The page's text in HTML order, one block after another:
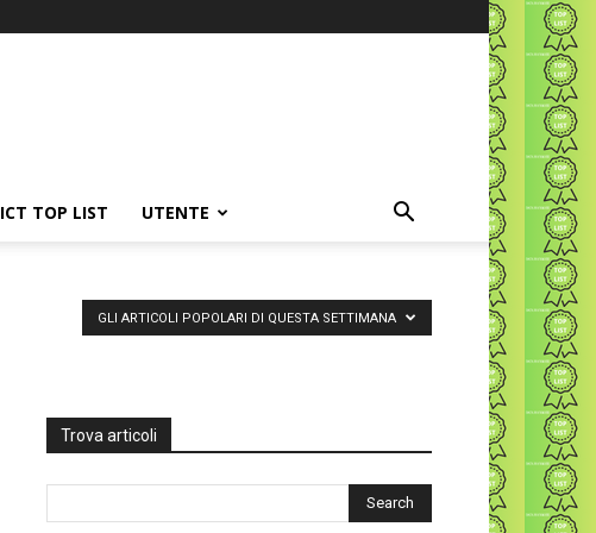
ICT TOP LIST UTENTE
GLI ARTICOLI POPOLARI DI QUESTA SETTIMANA
Trova articoli